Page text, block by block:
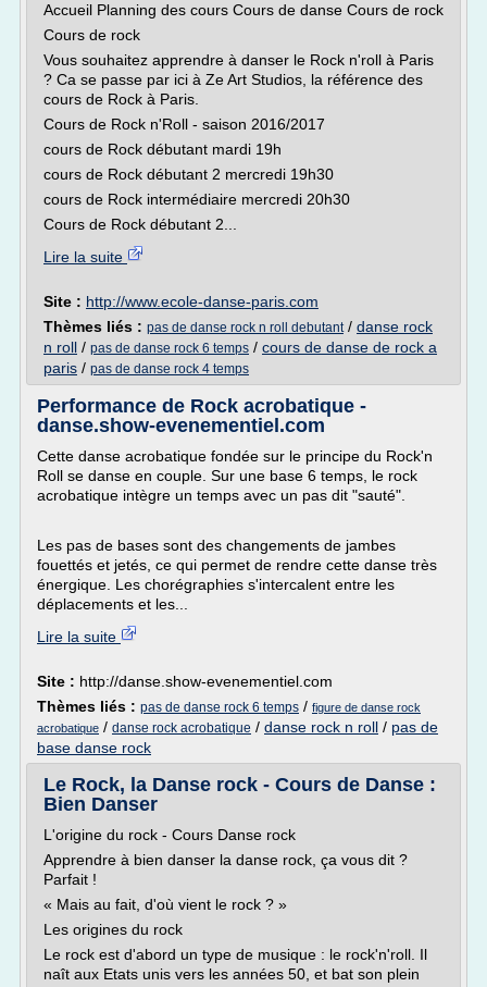
Accueil Planning des cours Cours de danse Cours de rock
Cours de rock
Vous souhaitez apprendre à danser le Rock n'roll à Paris
? Ca se passe par ici à Ze Art Studios, la référence des
cours de Rock à Paris.
Cours de Rock n'Roll - saison 2016/2017
cours de Rock débutant mardi 19h
cours de Rock débutant 2 mercredi 19h30
cours de Rock intermédiaire mercredi 20h30
Cours de Rock débutant 2...
Lire la suite
Site : http://www.ecole-danse-paris.com
Thèmes liés : pas de danse rock n roll debutant/ danse rock
n roll / pas de danse rock 6 temps / cours de danse de rock a
paris / pas de danse rock 4 temps
Performance de Rock acrobatique -
danse.show-evenementiel.com
Cette danse acrobatique fondée sur le principe du Rock'n
Roll se danse en couple. Sur une base 6 temps, le rock
acrobatique intègre un temps avec un pas dit "sauté".
Les pas de bases sont des changements de jambes
fouettés et jetés, ce qui permet de rendre cette danse très
énergique. Les chorégraphies s'intercalent entre les
déplacements et les...
Lire la suite
Site : http://danse.show-evenementiel.com
Thèmes liés : pas de danse rock 6 temps / figure de danse rock
acrobatique / danse rock acrobatique / danse rock n roll / pas de
base danse rock
Le Rock, la Danse rock - Cours de Danse :
Bien Danser
L'origine du rock - Cours Danse rock
Apprendre à bien danser la danse rock, ça vous dit ?
Parfait !
« Mais au fait, d'où vient le rock ? »
Les origines du rock
Le rock est d'abord un type de musique : le rock'n'roll. Il
naît aux Etats unis vers les années 50, et bat son plein